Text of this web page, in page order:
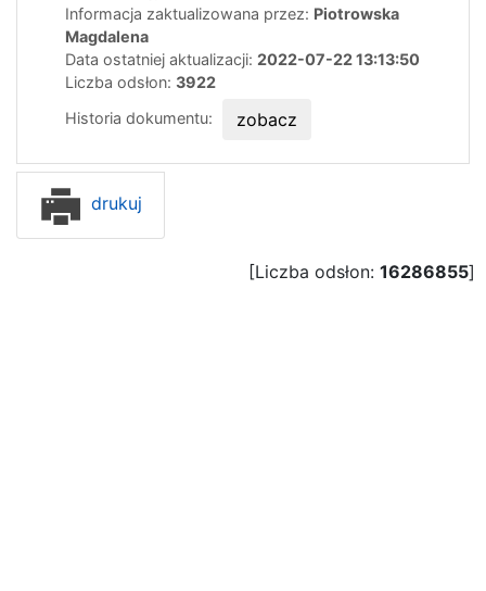
Informacja zaktualizowana przez: Piotrowska
Magdalena
Data ostatniej aktualizacji: 2022-07-22 13:13:50
Liczba odsłon: 3922
Historia dokumentu:
zobacz
drukuj
[Liczba odsłon: 16286855]